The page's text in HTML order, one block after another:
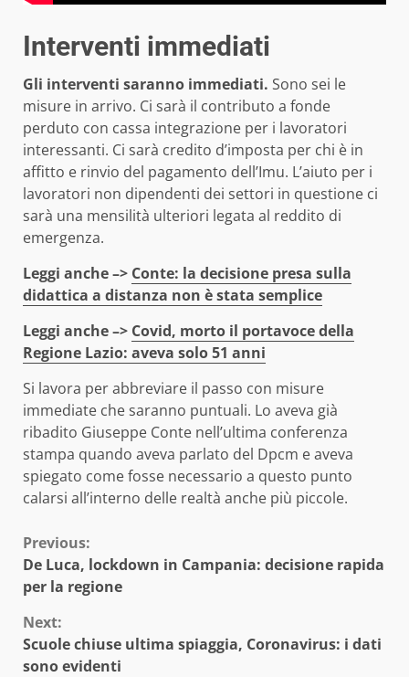
Interventi immediati
Gli interventi saranno immediati. Sono sei le
misure in arrivo. Ci sarà il contributo a fonde
perduto con cassa integrazione per i lavoratori
interessanti. Ci sarà credito d’imposta per chi è in
affitto e rinvio del pagamento dell’Imu. L’aiuto per i
lavoratori non dipendenti dei settori in questione ci
sarà una mensilità ulteriori legata al reddito di
emergenza.
Leggi anche –> Conte: la decisione presa sulla
didattica a distanza non è stata semplice
Leggi anche –> Covid, morto il portavoce della
Regione Lazio: aveva solo 51 anni
Si lavora per abbreviare il passo con misure
immediate che saranno puntuali. Lo aveva già
ribadito Giuseppe Conte nell’ultima conferenza
stampa quando aveva parlato del Dpcm e aveva
spiegato come fosse necessario a questo punto
calarsi all’interno delle realtà anche più piccole.
Continue
Reading
Previous:
De Luca, lockdown in Campania: decisione rapida
per la regione
Next:
Scuole chiuse ultima spiaggia, Coronavirus: i dati
sono evidenti